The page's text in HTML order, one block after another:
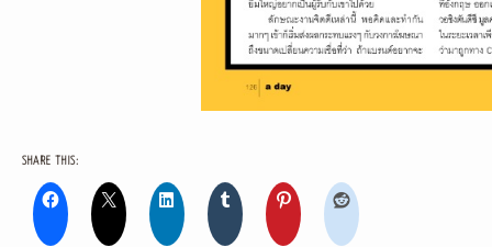
SHARE THIS: